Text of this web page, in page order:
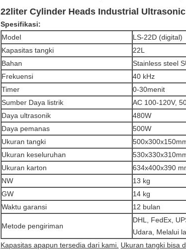
22liter Cylinder Heads Industrial
Spesifikasi:
Model
LS-22D (digital)
Kapasitas tangki
22L
Bahan
Stainless steel
Frekuensi
40 kHz
Timer
0-30menit
Sumber Daya listrik
AC 100-120V,
Daya ultrasonik
480W
Daya pemanas
500W
Ukuran tangki
Ukuran keseluruhan
Ukuran karton
634x400x390
NW
13 kg
GW
14 kg
Waktu garansi
12 bulan
Metode pengiriman
DHL, FedEx,
Udara, Melalui
Kapasitas apapun tersedia dari kami. Ukuran tangki bisa